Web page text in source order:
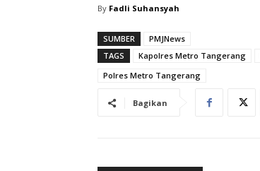
By Fadli Suhansyah
SUMBER
PMJNews
TAGS
Kapolres Metro Tangerang
Polres Metro Tangerang
Bagikan